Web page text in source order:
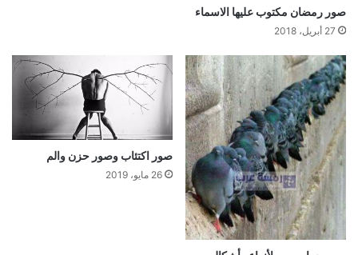
صور رمضان مكتوب عليها الاسماء
27 أبريل، 2018
صور اكتئاب وصور حزن والم
26 مايو، 2019